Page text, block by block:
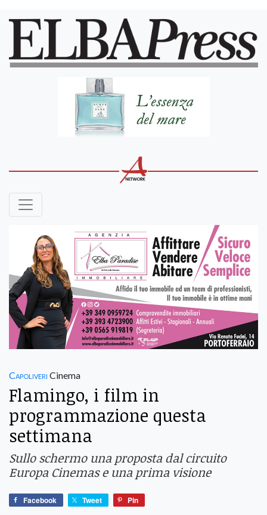
Capoliveri Cinema
Flamingo, i film in
programmazione questa
settimana
Sullo schermo una proposta dal circuito
Europa Cinemas e una prima visione
Facebook Tweet Pin